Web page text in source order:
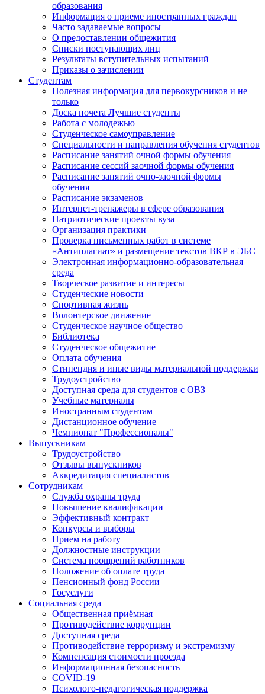
образования
Информация о приеме иностранных граждан
Часто задаваемые вопросы
О предоставлении общежития
Списки поступающих лиц
Результаты вступительных испытаний
Приказы о зачислении
Студентам
Полезная информация для первокурсников и не
только
Доска почета Лучшие студенты
Работа с молодежью
Студенческое самоуправление
Специальности и направления обучения студентов
Расписание занятий очной формы обучения
Расписание сессий заочной формы обучения
Расписание занятий очно-заочной формы
обучения
Расписание экзаменов
Интернет-тренажеры в сфере образования
Патриотические проекты вуза
Организация практики
Проверка письменных работ в системе
«Антиплагиат» и размещение текстов ВКР в ЭБС
Электронная информационно-образовательная
среда
Творческое развитие и интересы
Студенческие новости
Спортивная жизнь
Волонтерское движение
Студенческое научное общество
Библиотека
Студенческое общежитие
Оплата обучения
Стипендия и иные виды материальной поддержки
Трудоустройство
Доступная среда для студентов с ОВЗ
Учебные материалы
Иностранным студентам
Дистанционное обучение
Чемпионат "Профессионалы"
Выпускникам
Трудоустройство
Отзывы выпускников
Аккредитация специалистов
Сотрудникам
Служба охраны труда
Повышение квалификации
Эффективный контракт
Конкурсы и выборы
Прием на работу
Должностные инструкции
Система поощрений работников
Положение об оплате труда
Пенсионный фонд России
Госуслуги
Социальная среда
Общественная приёмная
Противодействие коррупции
Доступная среда
Противодействие терроризму и экстремизму
Компенсация стоимости проезда
Информационная безопасность
COVID-19
Психолого-педагогическая поддержка